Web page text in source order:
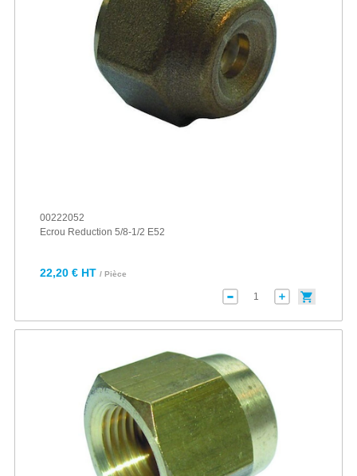
00222052
Ecrou Reduction 5/8-1/2 E52
22,20 € HT / Pièce